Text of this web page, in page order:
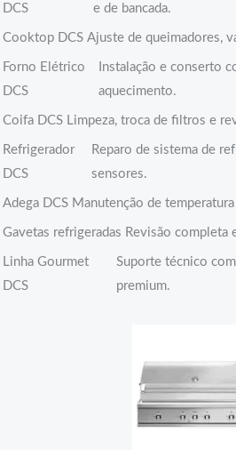
DCS
e de bancada.
Cooktop DCS Ajuste de queimadores,
Forno Elétrico
DCS
Instalação e conserto
aquecimento.
Coifa DCS Limpeza, troca de filtros e
Refrigerador
DCS
Reparo de sistema de
sensores.
Adega DCS Manutenção de
Gavetas refrigeradas Revisão completa
Linha Gourmet
DCS
Suporte técnico
premium.